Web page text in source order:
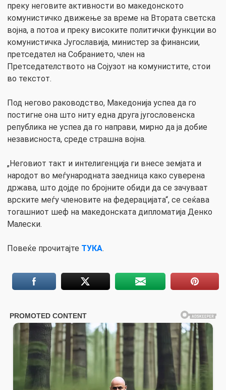
преку неговите активности во македонското
комунистичко движење за време на Втората светска
војна, а потоа и преку високите политички функции во
комунистичка Југославија, министер за финансии,
претседател на Собранието, член на
Претседателството на Сојузот на комунистите, стои
во текстот.
Под негово раководство, Македонија успеа да го
постигне она што ниту една друга југословенска
република не успеа да го направи, мирно да ја добие
независноста, среде страшна војна.
„Неговиот такт и интелигенција ги внесе земјата и
народот во меѓународната заедница како суверена
држава, што дојде по бројните обиди да се зачуваат
врските меѓу членовите на федерацијата“, се сеќава
тогашниот шеф на македонската дипломатија Денко
Малески.
Повеќе прочитајте ТУКА.